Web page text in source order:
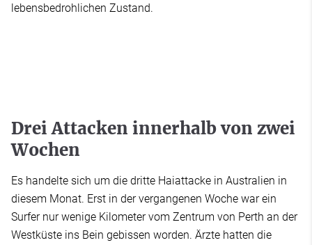
lebensbedrohlichen Zustand.
Drei Attacken innerhalb von zwei
Wochen
Es handelte sich um die dritte Haiattacke in Australien in
diesem Monat. Erst in der vergangenen Woche war ein
Surfer nur wenige Kilometer vom Zentrum von Perth an der
Westküste ins Bein gebissen worden. Ärzte hatten die